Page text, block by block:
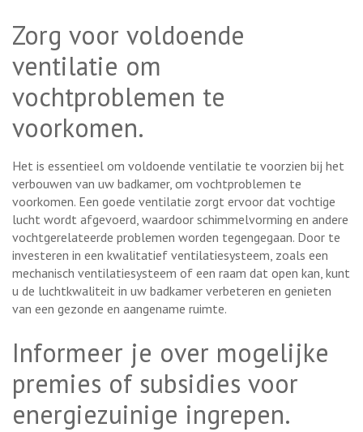
Zorg voor voldoende
ventilatie om
vochtproblemen te
voorkomen.
Het is essentieel om voldoende ventilatie te voorzien bij het
verbouwen van uw badkamer, om vochtproblemen te
voorkomen. Een goede ventilatie zorgt ervoor dat vochtige
lucht wordt afgevoerd, waardoor schimmelvorming en andere
vochtgerelateerde problemen worden tegengegaan. Door te
investeren in een kwalitatief ventilatiesysteem, zoals een
mechanisch ventilatiesysteem of een raam dat open kan, kunt
u de luchtkwaliteit in uw badkamer verbeteren en genieten
van een gezonde en aangename ruimte.
Informeer je over mogelijke
premies of subsidies voor
energiezuinige ingrepen.